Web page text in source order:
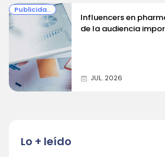
Publicidad y Comunicación
Influencers en
de la audiencia
JUL. 2026
Lo + leído